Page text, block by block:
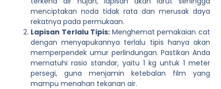
menciptakan noda tidak rata dan merusak daya
rekatnya pada permukaan.
Lapisan Terlalu Tipis: Menghemat pemakaian cat
dengan menyapukannya terlalu tipis hanya akan
memperpendek umur perlindungan. Pastikan Anda
mematuhi rasio standar, yaitu 1 kg untuk 1 meter
persegi, guna menjamin ketebalan film yang
mampu menahan tekanan air.